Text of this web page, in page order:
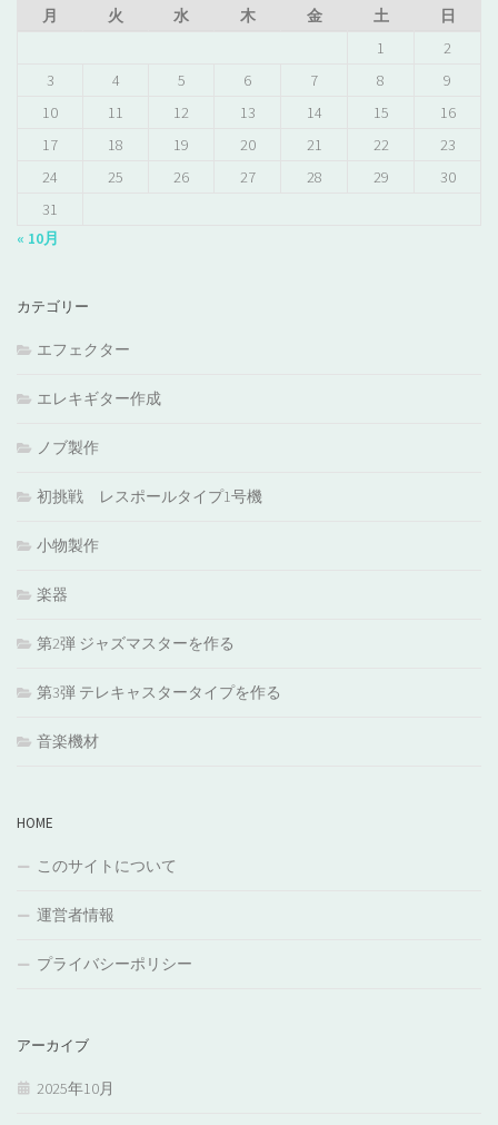
月 火 水 木 金 土
日
1
2
3
4 5 6 7 8
9
10
11 12 13 14 15
16
17
18 19 20 21 22
23
24
25 26 27 28 29
30
31
« 10月
カテゴリー
エフェクター
エレキギター作成
ノブ製作
初挑戦 レスポールタイプ1号機
小物製作
楽器
第2弾 ジャズマスターを作る
第3弾 テレキャスタータイプを作る
音楽機材
HOME
このサイトについて
運営者情報
プライバシーポリシー
アーカイブ
2025年10月